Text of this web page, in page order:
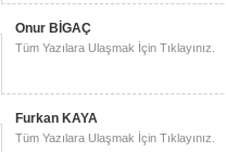
Onur BİGAÇ
Tüm Yazılara Ulaşmak İçin Tıklayınız.
Furkan KAYA
Tüm Yazılara Ulaşmak İçin Tıklayınız.